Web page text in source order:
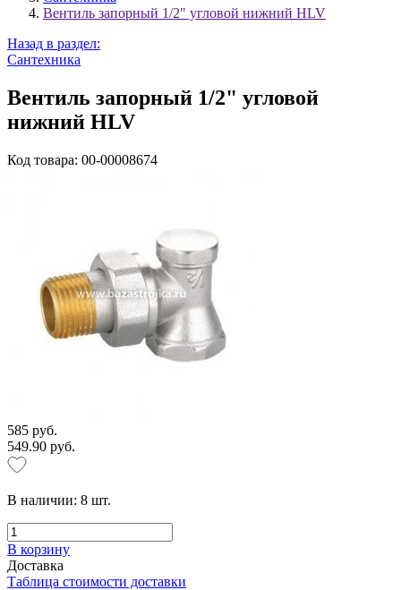
Вентиль запорный 1/2" угловой нижний HLV
Назад в раздел:
Сантехника
Вентиль запорный 1/2" угловой
нижний HLV
Код товара: 00-00008674
585 руб.
549.90 руб.
В наличии: 8 шт.
В корзину
Доставка
Таблица стоимости доставки